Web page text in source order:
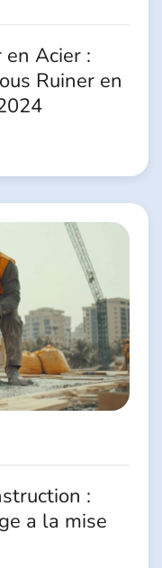
en Acier :
Ruiner en
:
a la mise